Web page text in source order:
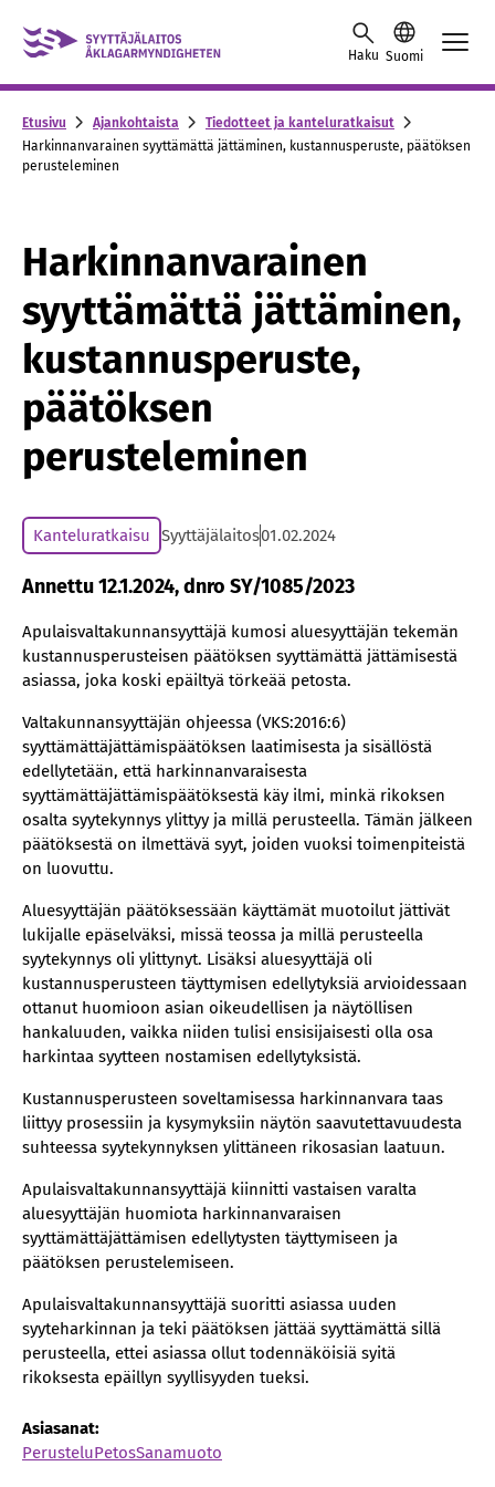
Skip to content -saavutettavuusohje
Haku Suomi
Etusivu Ajankohtaista
Tiedotteet ja kanteluratkaisut
Harkinnanvarainen syyttämättä jättäminen, kustannusperuste, päätöksen
perusteleminen
Harkinnanvarainen
syyttämättä jättäminen,
kustannusperuste,
päätöksen
perusteleminen
Kanteluratkaisu Syyttäjälaitos01.02.2024
Annettu 12.1.2024, dnro SY/1085/2023
Apulaisvaltakunnansyyttäjä kumosi aluesyyttäjän tekemän
kustannusperusteisen päätöksen syyttämättä jättämisestä
asiassa, joka koski epäiltyä törkeää petosta.
Valtakunnansyyttäjän ohjeessa (VKS:2016:6)
syyttämättäjättämispäätöksen laatimisesta ja sisällöstä
edellytetään, että harkinnanvaraisesta
syyttämättäjättämispäätöksestä käy ilmi, minkä rikoksen
osalta syytekynnys ylittyy ja millä perusteella. Tämän jälkeen
päätöksestä on ilmettävä syyt, joiden vuoksi toimenpiteistä
on luovuttu.
Aluesyyttäjän päätöksessään käyttämät muotoilut jättivät
lukijalle epäselväksi, missä teossa ja millä perusteella
syytekynnys oli ylittynyt. Lisäksi aluesyyttäjä oli
kustannusperusteen täyttymisen edellytyksiä arvioidessaan
ottanut huomioon asian oikeudellisen ja näytöllisen
hankaluuden, vaikka niiden tulisi ensisijaisesti olla osa
harkintaa syytteen nostamisen edellytyksistä.
Kustannusperusteen soveltamisessa harkinnanvara taas
liittyy prosessiin ja kysymyksiin näytön saavutettavuudesta
suhteessa syytekynnyksen ylittäneen rikosasian laatuun.
Apulaisvaltakunnansyyttäjä kiinnitti vastaisen varalta
aluesyyttäjän huomiota harkinnanvaraisen
syyttämättäjättämisen edellytysten täyttymiseen ja
päätöksen perustelemiseen.
Apulaisvaltakunnansyyttäjä suoritti asiassa uuden
syyteharkinnan ja teki päätöksen jättää syyttämättä sillä
perusteella, ettei asiassa ollut todennäköisiä syitä
rikoksesta epäillyn syyllisyyden tueksi.
Asiasanat:
PerusteluPetosSanamuoto